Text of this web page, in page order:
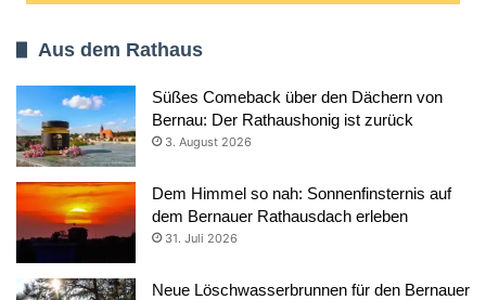
Aus dem Rathaus
Süßes Comeback über den Dächern von
Bernau: Der Rathaushonig ist zurück
3. August 2026
Dem Himmel so nah: Sonnenfinsternis auf
dem Bernauer Rathausdach erleben
31. Juli 2026
Neue Löschwasserbrunnen für den Bernauer